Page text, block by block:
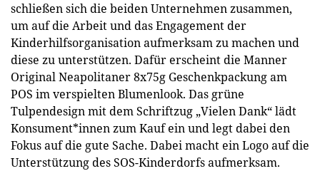
schließen sich die beiden Unternehmen zusammen,
um auf die Arbeit und das Engagement der
Kinderhilfsorganisation aufmerksam zu machen und
diese zu unterstützen. Dafür erscheint die Manner
Original Neapolitaner 8x75g Geschenkpackung am
POS im verspielten Blumenlook. Das grüne
Tulpendesign mit dem Schriftzug „Vielen Dank“ lädt
Konsument*innen zum Kauf ein und legt dabei den
Fokus auf die gute Sache. Dabei macht ein Logo auf die
Unterstützung des SOS-Kinderdorfs aufmerksam.